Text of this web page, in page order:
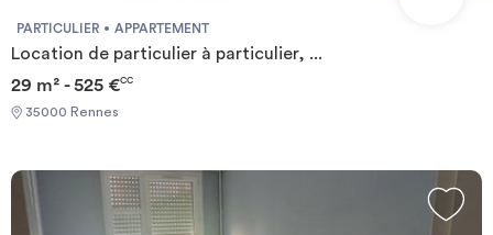
PARTICULIER APPARTEMENT
Location de particulier à particulier, ...
29 m² - 525 €CC
35000 Rennes